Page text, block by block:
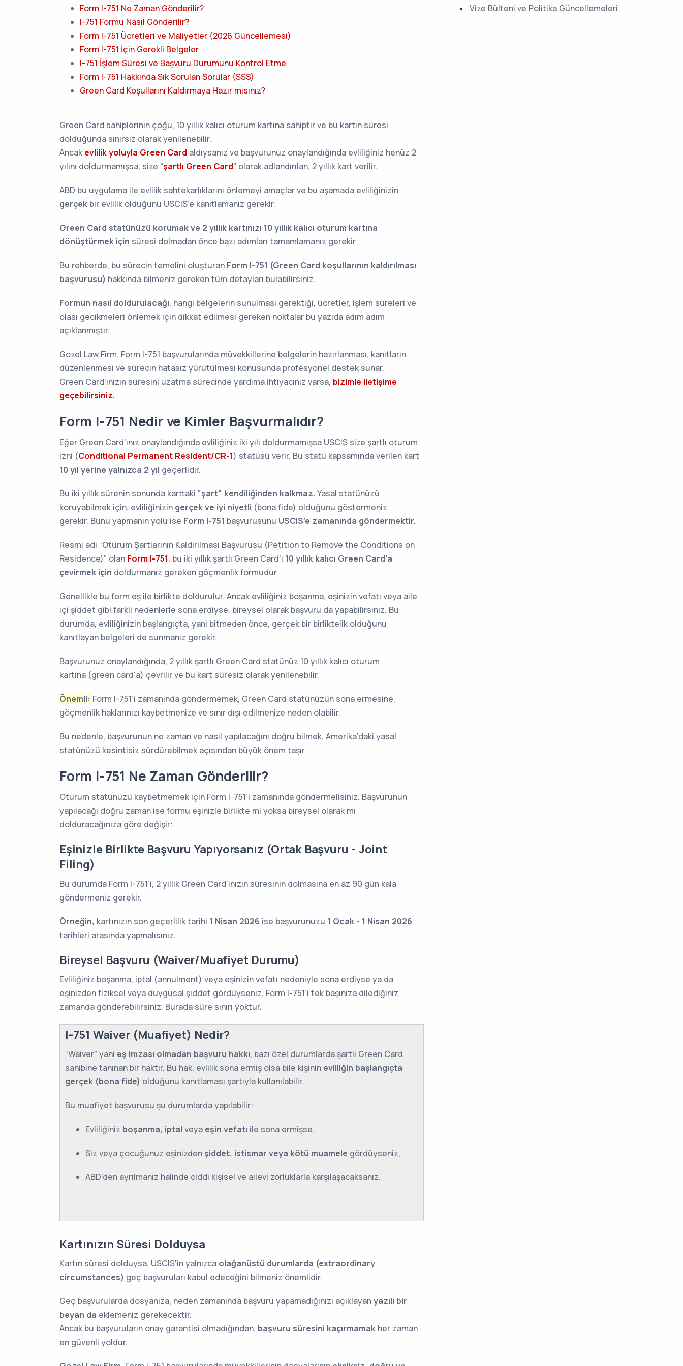
Form I-751 Ne Zaman Gönderilir?
I-751 Formu Nasıl Gönderilir?
Form I-751 Ücretleri ve Maliyetler (2026 Güncellemesi)
Form I-751 İçin Gerekli Belgeler
I-751 İşlem Süresi ve Başvuru Durumunu Kontrol Etme
Form I-751 Hakkında Sık Sorulan Sorular (SSS)
Green Card Koşullarını Kaldırmaya Hazır mısınız?
Green Card sahiplerinin çoğu, 10 yıllık kalıcı oturum kartına sahiptir ve bu kartın süresi
dolduğunda sınırsız olarak yenilenebilir.
Ancak evlilik yoluyla Green Card aldıysanız ve başvurunuz onaylandığında evliliğiniz henüz 2
yılını doldurmamışsa, size “şartlı Green Card” olarak adlandırılan, 2 yıllık kart verilir.
ABD bu uygulama ile evlilik sahtekarlıklarını önlemeyi amaçlar ve bu aşamada evliliğinizin
gerçek bir evlilik olduğunu USCIS'e kanıtlamanız gerekir.
Green Card statünüzü korumak ve 2 yıllık kartınızı 10 yıllık kalıcı oturum kartına
dönüştürmek için süresi dolmadan önce bazı adımları tamamlamanız gerekir.
Bu rehberde, bu sürecin temelini oluşturan Form I-751 (Green Card koşullarının kaldırılması
başvurusu) hakkında bilmeniz gereken tüm detayları bulabilirsiniz.
Formun nasıl doldurulacağı, hangi belgelerin sunulması gerektiği, ücretler, işlem süreleri ve
olası gecikmeleri önlemek için dikkat edilmesi gereken noktalar bu yazıda adım adım
açıklanmıştır.
Gozel Law Firm, Form I-751 başvurularında müvekkillerine belgelerin hazırlanması, kanıtların
düzenlenmesi ve sürecin hatasız yürütülmesi konusunda profesyonel destek sunar.
Green Card’ınızın süresini uzatma sürecinde yardıma ihtiyacınız varsa, bizimle iletişime
geçebilirsiniz.
Form I-751 Nedir ve Kimler Başvurmalıdır?
Eğer Green Card’ınız onaylandığında evliliğiniz iki yılı doldurmamışsa USCIS size şartlı oturum
izni (Conditional Permanent Resident/CR-1) statüsü verir. Bu statü kapsamında verilen kart
10 yıl yerine yalnızca 2 yıl geçerlidir.
Bu iki yıllık sürenin sonunda karttaki "şart" kendiliğinden kalkmaz. Yasal statünüzü
koruyabilmek için, evliliğinizin gerçek ve iyi niyetli (bona fide) olduğunu göstermeniz
gerekir. Bunu yapmanın yolu ise Form I-751 başvurusunu USCIS’e zamanında göndermektir.
Resmi adı “Oturum Şartlarının Kaldırılması Başvurusu (Petition to Remove the Conditions on
Residence)” olan Form I-751, bu iki yıllık şartlı Green Card'ı 10 yıllık kalıcı Green Card’a
çevirmek için doldurmanız gereken göçmenlik formudur.
Genellikle bu form eş ile birlikte doldurulur. Ancak evliliğiniz boşanma, eşinizin vefatı veya aile
içi şiddet gibi farklı nedenlerle sona erdiyse, bireysel olarak başvuru da yapabilirsiniz. Bu
durumda, evliliğinizin başlangıçta, yani bitmeden önce, gerçek bir birliktelik olduğunu
kanıtlayan belgeleri de sunmanız gerekir.
Başvurunuz onaylandığında, 2 yıllık şartlı Green Card statünüz 10 yıllık kalıcı oturum
kartına (green card'a) çevrilir ve bu kart süresiz olarak yenilenebilir.
Önemli: Form I-751’i zamanında göndermemek, Green Card statünüzün sona ermesine,
göçmenlik haklarınızı kaybetmenize ve sınır dışı edilmenize neden olabilir.
Bu nedenle, başvurunun ne zaman ve nasıl yapılacağını doğru bilmek, Amerika’daki yasal
statünüzü kesintisiz sürdürebilmek açısından büyük önem taşır.
Form I-751 Ne Zaman Gönderilir?
Oturum statünüzü kaybetmemek için Form I-751’i zamanında göndermelisiniz. Başvurunun
yapılacağı doğru zaman ise formu eşinizle birlikte mi yoksa bireysel olarak mı
dolduracağınıza göre değişir:
Eşinizle Birlikte Başvuru Yapıyorsanız (Ortak Başvuru - Joint
Filing)
Bu durumda Form I-751’i, 2 yıllık Green Card’ınızın süresinin dolmasına en az 90 gün kala
göndermeniz gerekir.
Örneğin, kartınızın son geçerlilik tarihi 1 Nisan 2026 ise başvurunuzu 1 Ocak - 1 Nisan 2026
tarihleri arasında yapmalısınız.
Bireysel Başvuru (Waiver/Muafiyet Durumu)
Evliliğiniz boşanma, iptal (annulment) veya eşinizin vefatı nedeniyle sona erdiyse ya da
eşinizden fiziksel veya duygusal şiddet gördüyseniz, Form I-751’i tek başınıza dilediğiniz
zamanda gönderebilirsiniz. Burada süre sınırı yoktur.
I-751 Waiver (Muafiyet) Nedir?
“Waiver” yani eş imzası olmadan başvuru hakkı, bazı özel durumlarda şartlı Green Card
sahibine tanınan bir haktır. Bu hak, evlilik sona ermiş olsa bile kişinin evliliğin başlangıçta
gerçek (bona fide) olduğunu kanıtlaması şartıyla kullanılabilir.
Bu muafiyet başvurusu şu durumlarda yapılabilir:
Evliliğiniz boşanma, iptal veya eşin vefatı ile sona ermişse,
Siz veya çocuğunuz eşinizden şiddet, istismar veya kötü muamele gördüyseniz,
ABD’den ayrılmanız halinde ciddi kişisel ve ailevi zorluklarla karşılaşacaksanız.
Kartınızın Süresi Dolduysa
Kartın süresi dolduysa, USCIS'in yalnızca olağanüstü durumlarda (extraordinary
circumstances) geç başvuruları kabul edeceğini bilmeniz önemlidir.
Geç başvurularda dosyanıza, neden zamanında başvuru yapamadığınızı açıklayanyazılı bir
beyan da eklemeniz gerekecektir.
Ancak bu başvuruların onay garantisi olmadığından, başvuru süresini kaçırmamak her zaman
en güvenli yoldur.
Vize Bülteni ve Politika Güncellemeleri